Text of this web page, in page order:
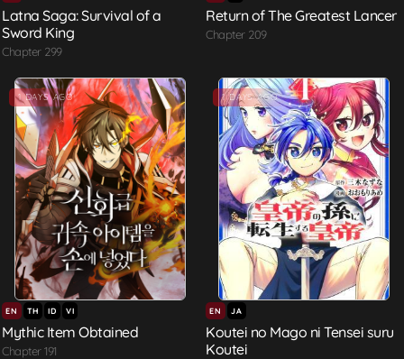
Latna Saga: Survival of a
Sword King
Chapter 299
Return of The Greatest Lancer
Chapter 209
1 DAYS AGO
EN TH ID VI
Mythic Item Obtained
Chapter 191
1 DAYS AGO
EN JA
Koutei no Mago ni Tensei suru
Koutei